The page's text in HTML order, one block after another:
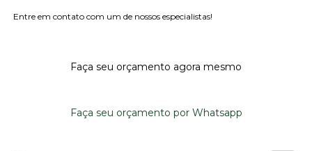
Entre em contato com um de nossos especialistas!
Faça seu orçamento agora mesmo
Faça seu orçamento por Whatsapp